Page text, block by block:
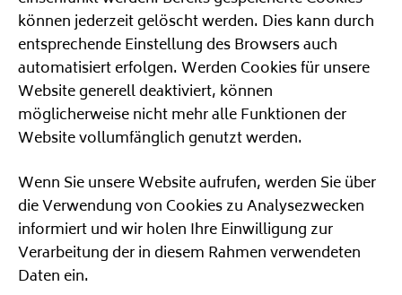
können jederzeit gelöscht werden. Dies kann durch
entsprechende Einstellung des Browsers auch
automatisiert erfolgen. Werden Cookies für unsere
Website generell deaktiviert, können
möglicherweise nicht mehr alle Funktionen der
Website vollumfänglich genutzt werden.
Wenn Sie unsere Website aufrufen, werden Sie über
die Verwendung von Cookies zu Analysezwecken
informiert und wir holen Ihre Einwilligung zur
Verarbeitung der in diesem Rahmen verwendeten
Daten ein.